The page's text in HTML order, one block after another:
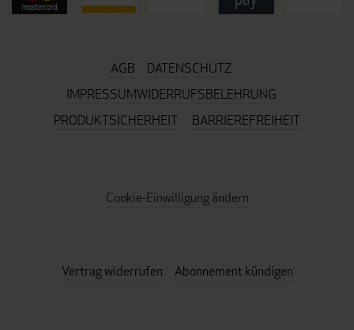
AGB
DATENSCHUTZ
IMPRESSUMWIDERRUFSBELEHRUNG
PRODUKTSICHERHEIT
BARRIEREFREIHEIT
Cookie-Einwilligung ändern
Vertrag widerrufen Abonnement kündigen